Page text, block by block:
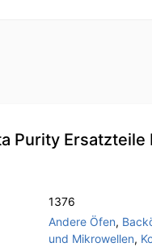
Purity Ersatzteile
1376
Andere Öfen,
und Mikrowellen,